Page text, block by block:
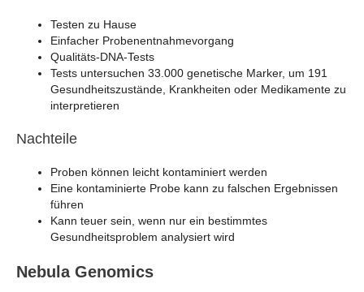
Testen zu Hause
Einfacher Probenentnahmevorgang
Qualitäts-DNA-Tests
Tests untersuchen 33.000 genetische Marker, um 191
Gesundheitszustände, Krankheiten oder Medikamente zu
interpretieren
Nachteile
Proben können leicht kontaminiert werden
Eine kontaminierte Probe kann zu falschen Ergebnissen
führen
Kann teuer sein, wenn nur ein bestimmtes
Gesundheitsproblem analysiert wird
Nebula Genomics